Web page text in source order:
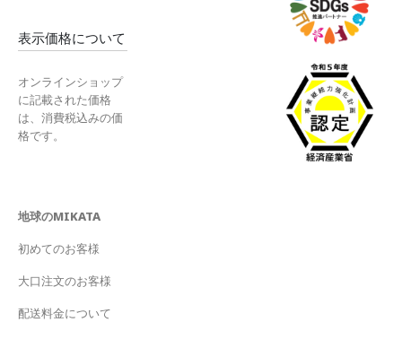
表示価格について
オンラインショップ
に記載された価格
は、消費税込みの価
格です。
地球のMIKATA
初めてのお客様
大口注文のお客様
配送料金について